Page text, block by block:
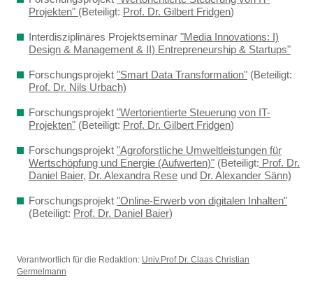
Projekten" (Beteiligt: Prof. Dr. Gilbert Fridgen)
Interdisziplinäres Projektseminar "Media Innovations: I)
Design & Management & II) Entrepreneurship & Startups"
Forschungsprojekt "Smart Data Transformation" (Beteiligt:
Prof. Dr. Nils Urbach)
Forschungsprojekt "Wertorientierte Steuerung von IT-
Projekten" (Beteiligt: Prof. Dr. Gilbert Fridgen)
Forschungsprojekt "Agroforstliche Umweltleistungen für
Wertschöpfung und Energie (Aufwerten)" (Beteiligt: Prof. Dr.
Daniel Baier, Dr. Alexandra Rese und Dr. Alexander Sänn)
Forschungsprojekt "Online-Erwerb von digitalen Inhalten"
(Beteiligt: Prof. Dr. Daniel Baier)
Verantwortlich für die Redaktion: Univ.Prof.Dr. Claas Christian
Germelmann